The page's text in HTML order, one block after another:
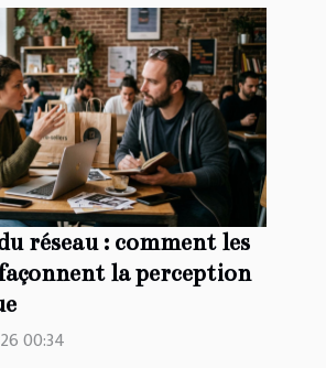
réseau : comment les
la perception
00:34